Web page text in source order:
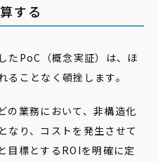
する
たPoC（概念実証）は、ほ
ることなく頓挫します。
の業務において、非構造化
なり、コストを発生させて
目標とするROIを明確に定